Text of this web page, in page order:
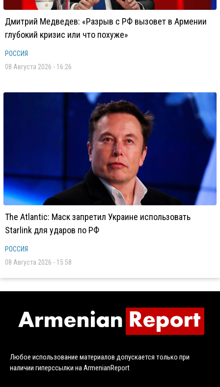
Дмитрий Медведев: «Разрыв с РФ вызовет в Армении
глубокий кризис или что похуже»
РОССИЯ
08 Августа 2026 - 16:26
The Atlantic: Маск запретил Украине использовать
Starlink для ударов по РФ
РОССИЯ
08 Августа 2026 - 15:58
Любое использование материалов допускается только при
наличии гиперссылки на ArmenianReport